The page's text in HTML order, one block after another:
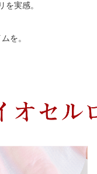
を実感。
を。